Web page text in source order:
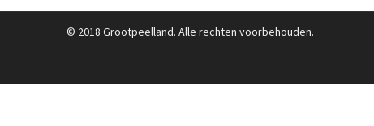
© 2018 Grootpeelland. Alle rechten voorbehouden.